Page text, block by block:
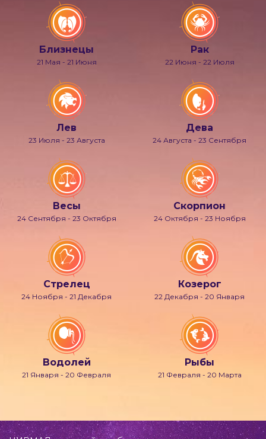
Близнецы
21 Мая - 21 Июня
Рак
22 Июня - 22 Июля
Лев
23 Июля - 23 Августа
Дева
24 Августа - 23 Сентября
Весы
24 Сентября - 23 Октября
Скорпион
24 Октября - 23 Ноября
Стрелец
24 Ноября - 21 Декабря
Козерог
22 Декабря - 20 Января
Водолей
21 Января - 20 Февраля
Рыбы
21 Февраля - 20 Марта